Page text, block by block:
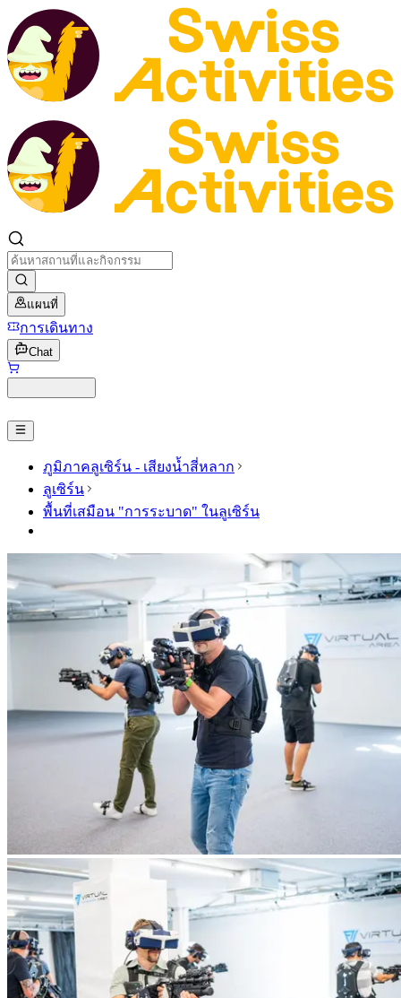
แผนที่
การเดินทาง
Chat
ภูมิภาคลูเซิร์น - เสียงน้ำสี่หลาก
ลูเซิร์น
พื้นที่เสมือน "การระบาด" ในลูเซิร์น